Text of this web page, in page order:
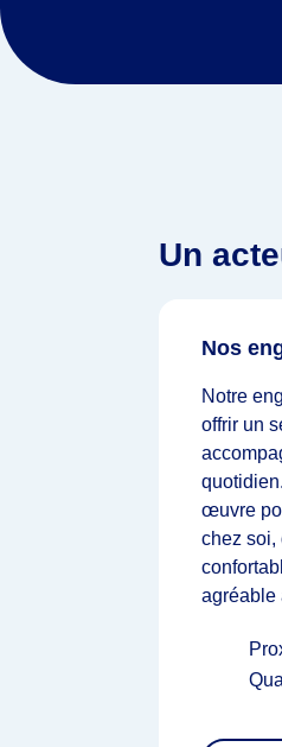
Un
Nos
Notre
offrir un
œuvre
chez soi,
agréable